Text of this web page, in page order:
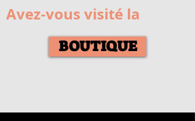
Avez-vous visité la
BOUTIQUE